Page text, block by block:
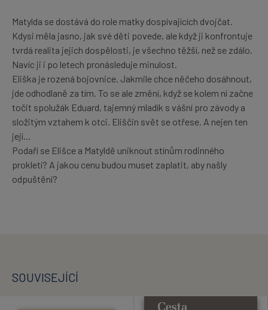
Matylda se dostává do role matky dospívajících dvojčat.
Kdysi měla jasno, jak své děti povede, ale když ji konfrontuje
tvrdá realita jejich dospělosti, je všechno těžší, než se zdálo.
Navíc ji i po letech pronásleduje minulost.
Eliška je rozená bojovnice. Jakmile chce něčeho dosáhnout,
jde odhodlaně za tím. To se ale změní, když se kolem ní začne
točit spolužák Eduard, tajemný mladík s vášní pro závody a
složitým vztahem k otci. Eliščin svět se otřese. A nejen ten
její…
Podaří se Elišce a Matyldě uniknout stínům rodinného
prokletí? A jakou cenu budou muset zaplatit, aby našly
odpuštění?
SOUVISEJÍCÍ